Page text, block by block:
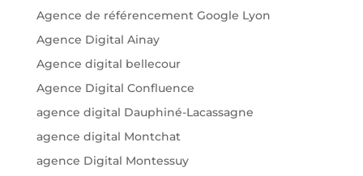
Agence de référencement Google Lyon
Agence Digital Ainay
Agence digital bellecour
Agence Digital Confluence
agence digital Dauphiné-Lacassagne
agence digital Montchat
agence Digital Montessuy